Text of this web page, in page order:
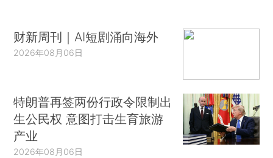
财新周刊｜AI短剧涌向海外
2026年08月06日
特朗普再签两份行政令限制出
生公民权 意图打击生育旅游
产业
2026年08月06日